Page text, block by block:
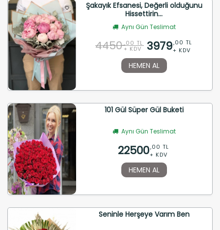
Şakayık Efsanesi, Değerli olduğunu
Hissettirin...
Aynı Gün Teslimat
4450 ,00 TL
+ KDV 3979,00 TL
+ KDV
HEMEN AL
101 Gül Süper Gül Buketi
Aynı Gün Teslimat
22500,00 TL
+ KDV
HEMEN AL
Seninle Herşeye Varım Ben